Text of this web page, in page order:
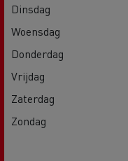
Dinsdag
Woensdag
Donderdag
Vrijdag
Zaterdag
Zondag